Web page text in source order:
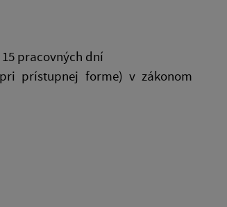
pracovných dní
prístupnej forme) v zákonom